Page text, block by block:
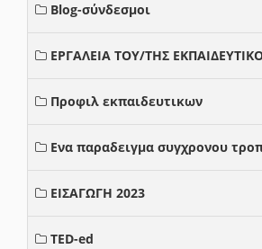
Blog-σύνδεσμοι
ΕΡΓΑΛΕΙΑ ΤΟΥ/ΤΗΣ
Προφιλ εκπαιδευτικων
Ενα παραδειγμα συγχρονου
ΕΙΣΑΓΩΓΗ 2023
TED-ed